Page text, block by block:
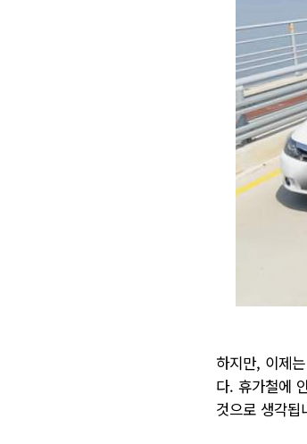
하지만, 이제
다. 휴가철에
것으로 생각됩